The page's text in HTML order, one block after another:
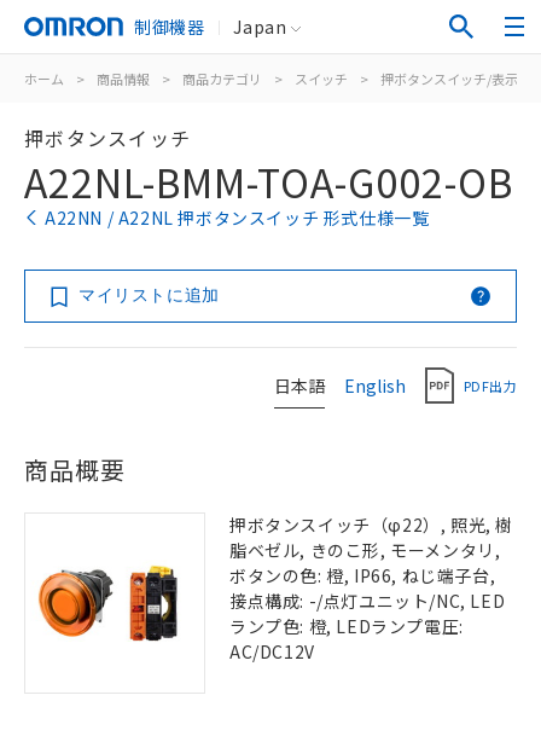
制御機器 Japan
ホーム > 商品情報 > 商品カテゴリ > スイッチ > 押ボタンスイッチ/表示灯
押ボタンスイッチ
A22NL-BMM-TOA-G002-OB
A22NN / A22NL 押ボタンスイッチ 形式仕様一覧
マイリストに追加
日本語 English PDF出力
商品概要
押ボタンスイッチ（φ22）, 照光, 樹
脂ベゼル, きのこ形, モーメンタリ,
ボタンの色: 橙, IP66, ねじ端子台,
接点構成: -/点灯ユニット/NC, LED
ランプ色: 橙, LEDランプ電圧:
AC/DC12V